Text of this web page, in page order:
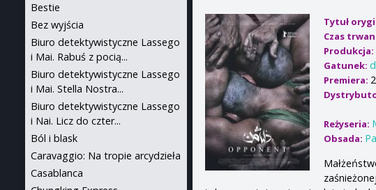
Tytuł
Czas
Produkcja:
Gatunek:
Premiera:
Reżyseria:
Obsada:
Bestie
Bez wyjścia
Biuro detektywistyczne Lassego
i Mai. Rabuś z pocią...
Biuro detektywistyczne Lassego
i Mai. Stella Nostra...
Biuro detektywistyczne Lassego
i Nai. Licz do czter...
Ból i blask
Caravaggio: Na tropie arcydzieła
Casablanca